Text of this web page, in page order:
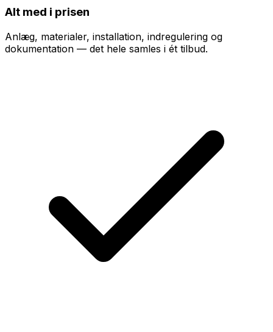
Alt med i prisen
Anlæg, materialer, installation, indregulering og
dokumentation — det hele samles i ét tilbud.